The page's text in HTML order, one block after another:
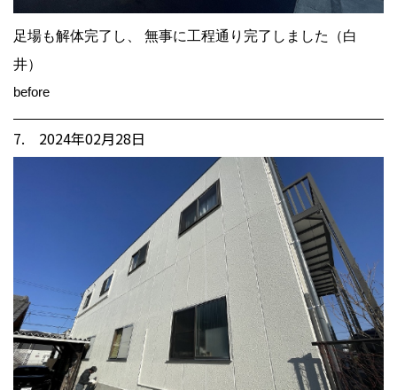
足場も解体完了し、 無事に工程通り完了しました（白
井）
before
7. 2024年02月28日